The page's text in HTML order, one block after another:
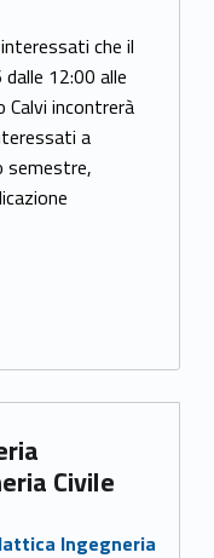
che il
12:00 alle
Calvi incontrerà
a
semestre,
Civile